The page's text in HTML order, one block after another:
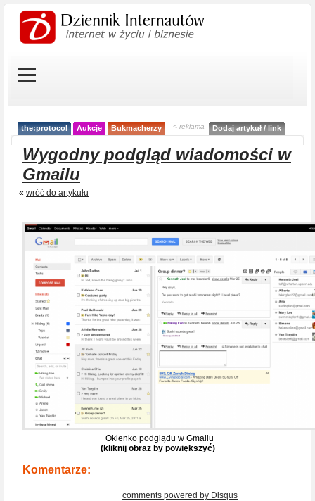
the:protocol Aukcje Bukmacherzy < reklama Dodaj artykuł / link
Wygodny podgląd wiadomości w
Gmailu
« wróć do artykułu
Okienko podglądu w Gmailu
(kliknij obraz by powiększyć)
Komentarze:
comments powered by Disqus